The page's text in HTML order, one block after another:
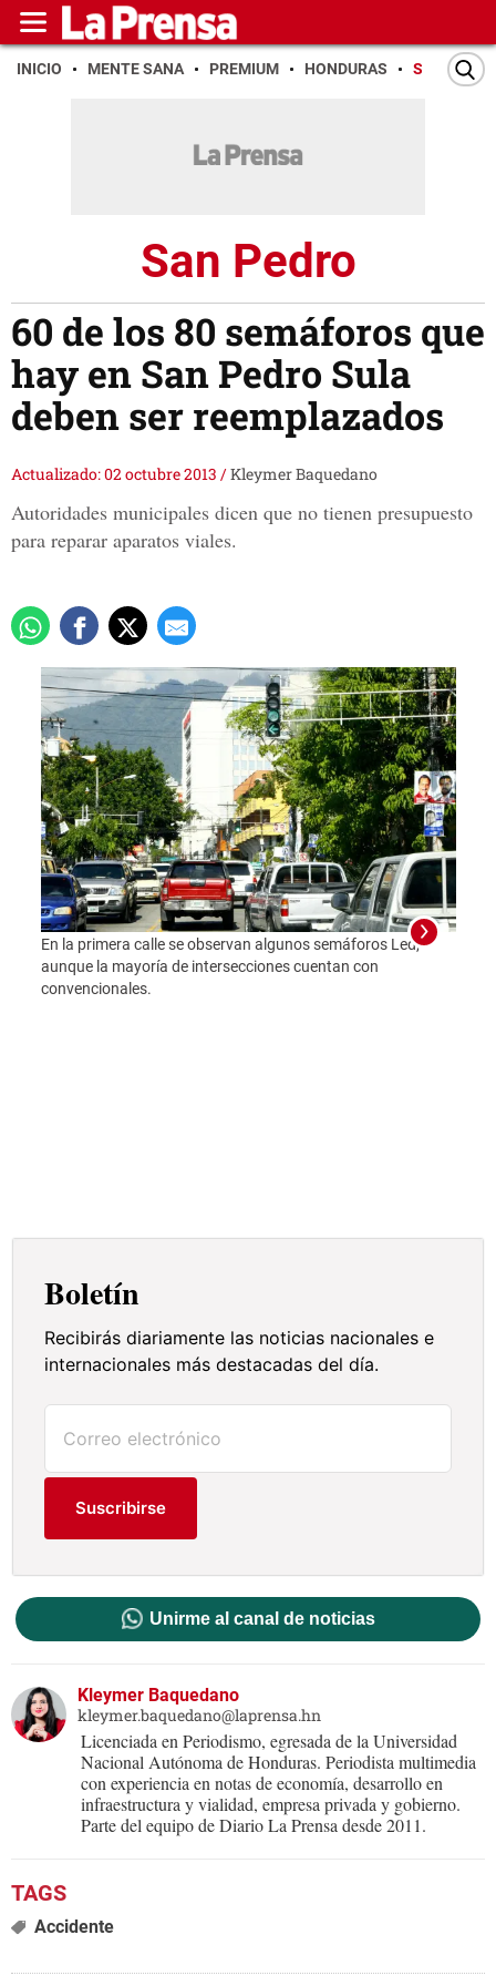
INICIO MENTE SANA PREMIUM HONDURAS SAN PEDRO
San Pedro
60 de los 80 semáforos que
hay en San Pedro Sula
deben ser reemplazados
Actualizado: 02 octubre 2013 /Kleymer Baquedano
Autoridades municipales dicen que no tienen presupuesto
para reparar aparatos viales.
En la primera calle se observan algunos semáforos Led,
aunque la mayoría de intersecciones cuentan con
convencionales.
Boletín
Recibirás diariamente las noticias nacionales e
internacionales más destacadas del día.
Suscribirse
Unirme al canal de noticias
Kleymer Baquedano
kleymer.baquedano@laprensa.hn
Licenciada en Periodismo, egresada de la Universidad
Nacional Autónoma de Honduras. Periodista multimedia
con experiencia en notas de economía, desarrollo en
infraestructura y vialidad, empresa privada y gobierno.
Parte del equipo de Diario La Prensa desde 2011.
Accidente